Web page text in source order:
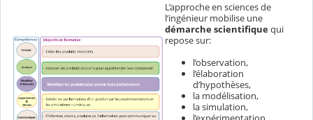
L’approche en sciences de
l’ingénieur mobilise une
démarche scientifiquequi
repose sur:
l’observation,
l’élaboration
d’hypothèses,
la modélisation,
la simulation,